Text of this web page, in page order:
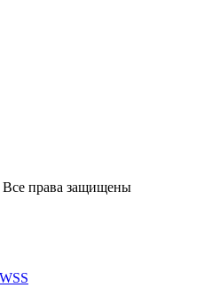
права защищены